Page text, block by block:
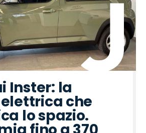
Inster: la
che
lo spazio.